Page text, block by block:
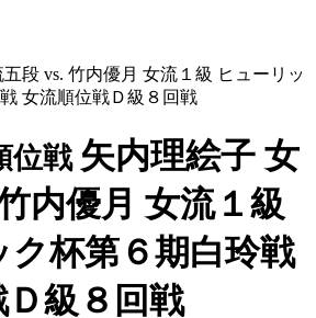
段 vs. 竹内優月 女流１級 ヒューリッ
女流順位戦Ｄ級８回戦
位戦 矢内理絵子 女
内優月 女流１級
ク杯第６期白玲戦
級８回戦